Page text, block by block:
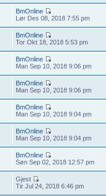
BmOnline
Lør Des 08, 2018 7:55 pm
BmOnline
Tor Okt 18, 2018 5:53 pm
BmOnline
Man Sep 10, 2018 9:06 pm
BmOnline
Man Sep 10, 2018 9:06 pm
BmOnline
Man Sep 10, 2018 9:04 pm
BmOnline
Man Sep 10, 2018 9:04 pm
BmOnline
Søn Sep 02, 2018 12:57 pm
Gjest
Tir Jul 24, 2018 6:46 pm